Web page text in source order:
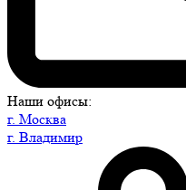
Наши офисы:
г. Москва
г. Владимир